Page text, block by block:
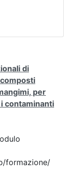
di
per
contaminanti
formazione/